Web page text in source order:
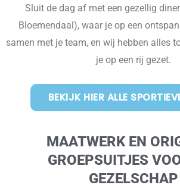
Sluit de dag af met een gezellig
Bloemendaal), waar je op een
samen met je team, en wij hebben alles
je op een rij gezet.
BEKIJK HIER ALLE
MAATWERK EN
GROEPSUITJES
GEZELSCHAP